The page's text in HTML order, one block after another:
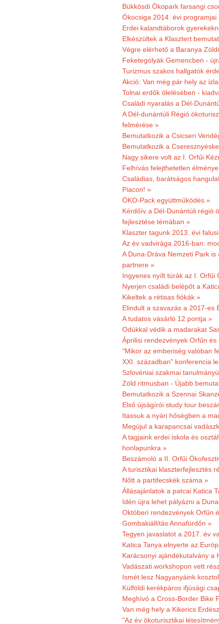
Bükkösdi Ökopark farsangi
Ökocsiga 2014. évi programjai
Erdei kalandtáborok
Elkészültek a Klasztert
Végre elérhető a Baranya
Feketególyák Gemencben -
Turizmus szakos hallgatók
Akció: Van még pár hely az
Tolnai erdők ölelésében -
Családi nyaralás a Dél-
A Dél-dunántúli Régió
felmérése »
Bemutatkozik a Csicseri
Bemutatkozik a
Nagy sikere volt az I. Orfűi
Felhívás felejthetetlen
Családias, barátságos
Piacon! »
ÖKO-Pack együttműködés »
Kérdőív a Dél-Dunántúli régió
fejlesztése témában »
Klaszter tagunk 2013. évi
Az év vadvirága 2016-ban:
A Duna-Dráva Nemzeti Park
partnere »
Ingyenes nyílt túrák az I. Orfűi
Nyerjen családi belépőt a
Kikeltek a rétisas fiókák »
Elindult a szavazás a 2017-es
A tudatos vásárló 12 pontja »
Odúkkal védik a madarakat
Áprilisi rendezvények Orfűn és
"Mikor az emberiség valóban
XXI. században" konferencia
Szlovéniai szakmai
Zöld ritmusban - Újabb
Bemutatkozik a Szennai
Első újságírói study tour
Itassuk a nyári hőségben a
Megújul a karapancsai
A tagjaink erdei iskola és
honlapunkra »
Beszámoló a II. Orfűi
A turisztikai klaszterfejlesztés
Nőtt a partifecskék száma »
Állásajánlatok a patcai Katica
Idén újra lehet pályázni a
Októberi rendezvények Orfűn
Gombakiállítás Annafürdőn »
Tegyen javaslatot a 2017. év
Katica Tanya elnyerte az
Karácsonyi ajándékutalvány a
Vadászati workshopon vett
Ismét lesz Nagyanyáink
Külföldi kerékpáros ifjúsági
Meghívó a Cross-Border Bike
Van még hely a Kikerics
"Az év ökoturisztikai